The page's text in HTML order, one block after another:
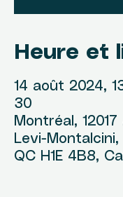
Heure et
14 août 2024,
30
Montréal,
Levi-
QC H1E 4B8,